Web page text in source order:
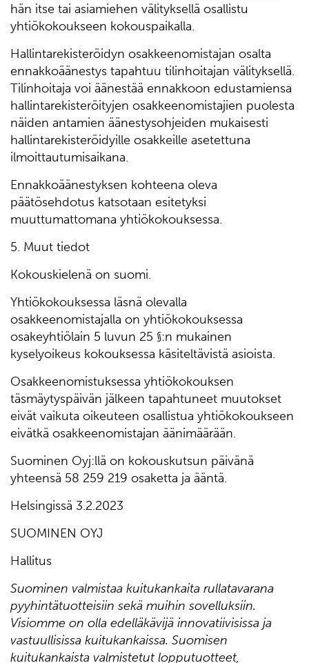
hän itse tai asiamiehen välityksellä osallistu
yhtiökokoukseen kokouspaikalla.
Hallintarekisteröidyn osakkeenomistajan osalta
ennakkoäänestys tapahtuu tilinhoitajan välityksellä.
Tilinhoitaja voi äänestää ennakkoon edustamiensa
hallintarekisteröityjen osakkeenomistajien puolesta
näiden antamien äänestysohjeiden mukaisesti
hallintarekisteröidyille osakkeille asetettuna
ilmoittautumisaikana.
Ennakkoäänestyksen kohteena oleva
päätösehdotus katsotaan esitetyksi
muuttumattomana yhtiökokouksessa.
5. Muut tiedot
Kokouskielenä on suomi.
Yhtiökokouksessa läsnä olevalla
osakkeenomistajalla on yhtiökokouksessa
osakeyhtiölain 5 luvun 25 §:n mukainen
kyselyoikeus kokouksessa käsiteltävistä asioista.
Osakkeenomistuksessa yhtiökokouksen
täsmäytyspäivän jälkeen tapahtuneet muutokset
eivät vaikuta oikeuteen osallistua yhtiökokoukseen
eivätkä osakkeenomistajan äänimäärään.
Suominen Oyj:llä on kokouskutsun päivänä
yhteensä 58 259 219 osaketta ja ääntä.
Helsingissä 3.2.2023
SUOMINEN OYJ
Hallitus
Suominen valmistaa kuitukankaita rullatavarana
pyyhintätuotteisiin sekä muihin sovelluksiin.
Visiomme on olla edelläkävijä innovatiivisissa ja
vastuullisissa kuitukankaissa. Suomisen
kuitukankaista valmistetut lopputuotteet,